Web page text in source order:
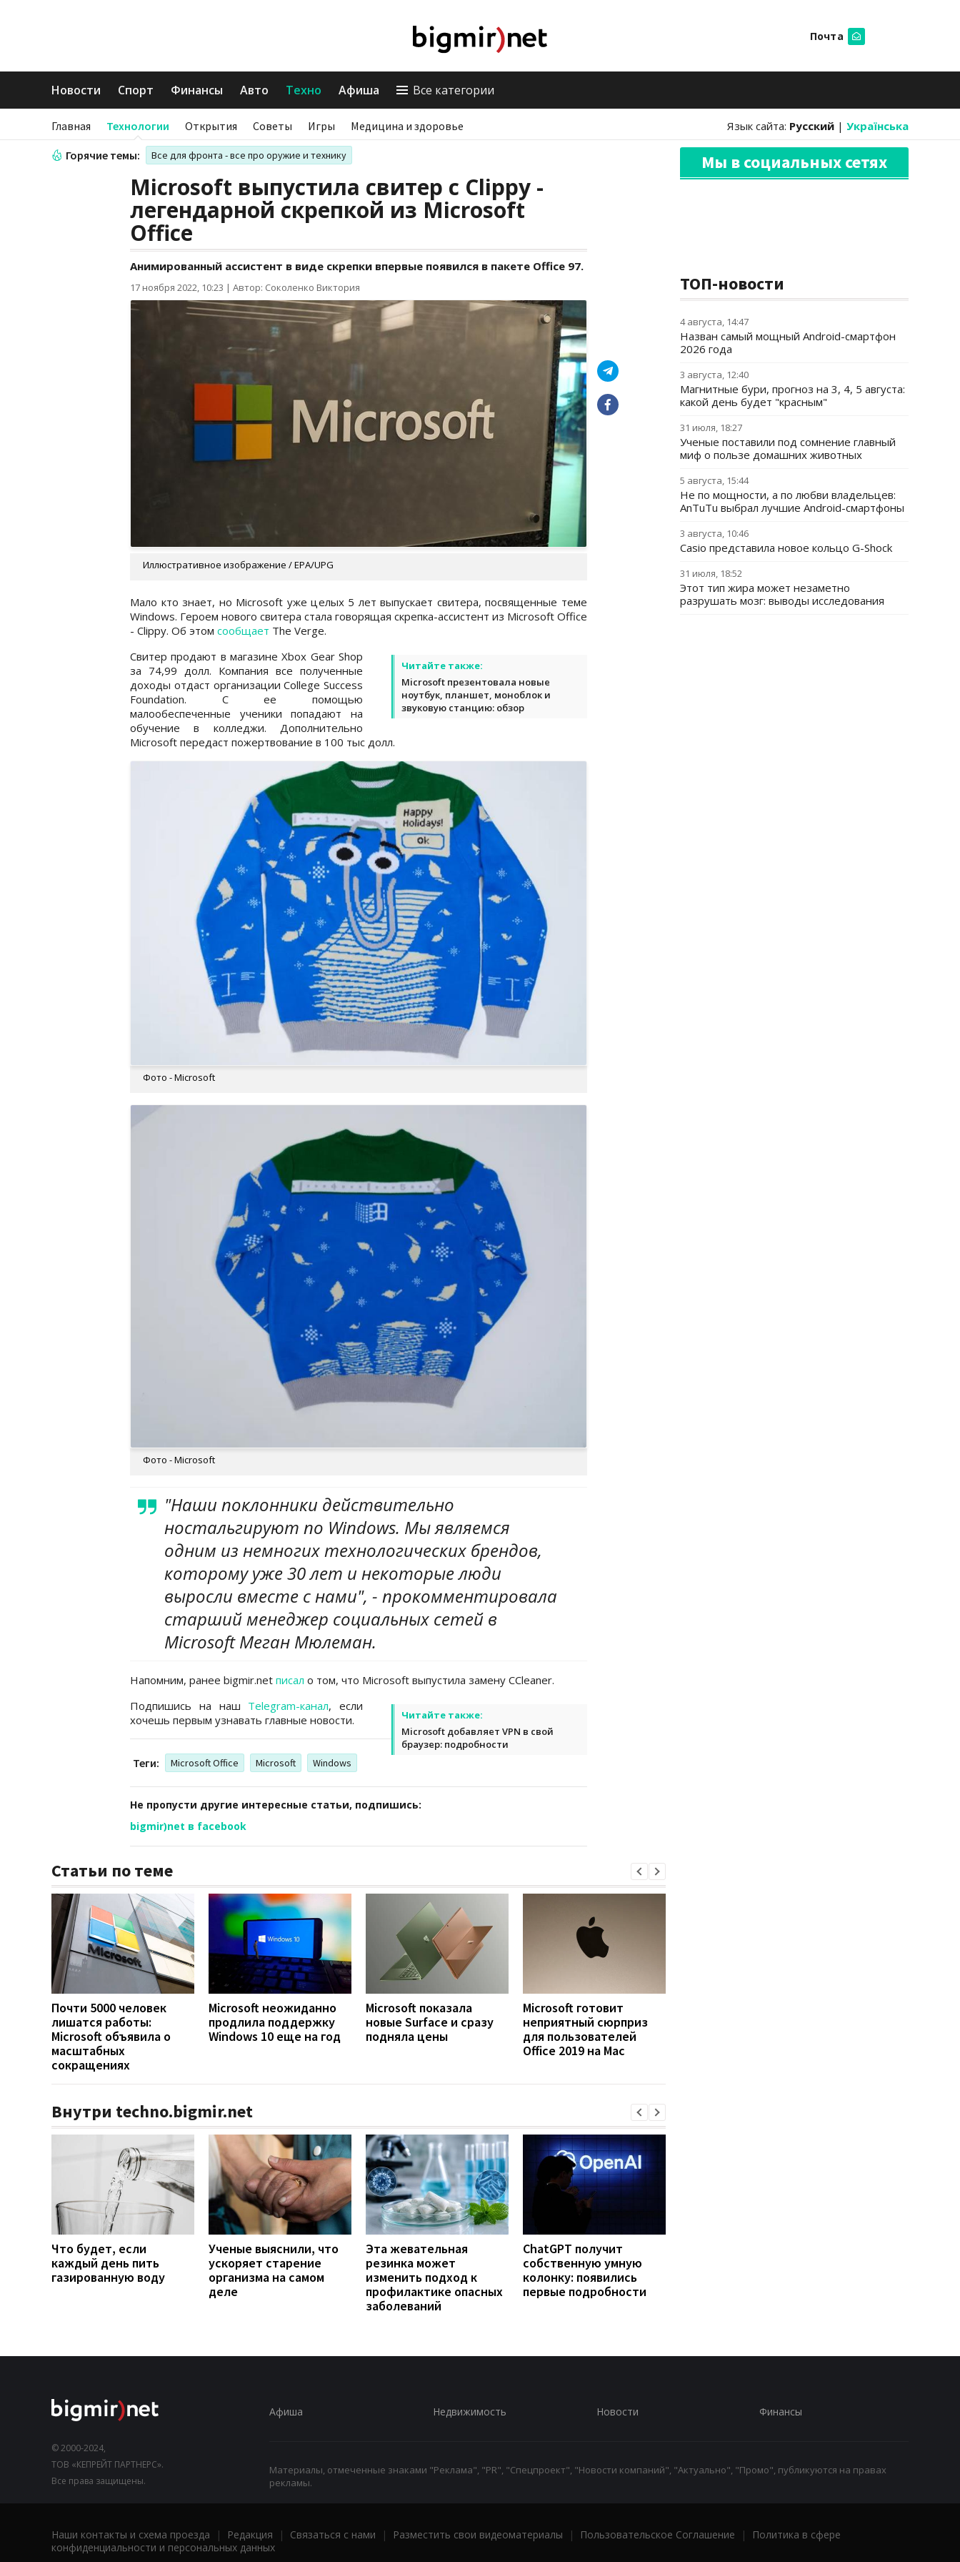
Почта
Новости Спорт Финансы Авто Техно Афиша Все категории
Главная Технологии Открытия Советы Игры Медицина и здоровье Язык сайта: Русский | Українська
Горячие темы: Все для фронта - все про оружие и технику
Microsoft выпустила свитер с Clippy -
легендарной скрепкой из Microsoft
Office
Анимированный ассистент в виде скрепки впервые появился в пакете Office 97.
17 ноября 2022, 10:23 | Автор: Соколенко Виктория
Иллюстративное изображение / EPA/UPG
Мало кто знает, но Microsoft уже целых 5 лет выпускает свитера, посвященные теме
Windows. Героем нового свитера стала говорящая скрепка-ассистент из Microsoft Office
- Clippy. Об этом сообщает The Verge.
Читайте также:
Microsoft презентовала новые
ноутбук, планшет, моноблок и
звуковую станцию: обзор
Свитер продают в магазине Xbox Gear Shop
за 74,99 долл. Компания все полученные
доходы отдаст организации College Success
Foundation. С ее помощью
малообеспеченные ученики попадают на
обучение в колледжи. Дополнительно
Microsoft передаст пожертвование в 100 тыс долл.
Фото - Microsoft
Фото - Microsoft
"Наши поклонники действительно
ностальгируют по Windows. Мы являемся
одним из немногих технологических брендов,
которому уже 30 лет и некоторые люди
выросли вместе с нами", - прокомментировала
старший менеджер социальных сетей в
Microsoft Меган Мюлеман.
Напомним, ранее bigmir.net писал о том, что Microsoft выпустила замену CCleaner.
Читайте также:
Microsoft добавляет VPN в свой
браузер: подробности
Подпишись на наш Telegram-канал, если
хочешь первым узнавать главные новости.
Теги: Microsoft Office Microsoft Windows
Не пропусти другие интересные статьи, подпишись:
bigmir)net в facebook
Статьи по теме
Почти 5000 человек
лишатся работы:
Microsoft объявила о
масштабных
сокращениях
Microsoft неожиданно
продлила поддержку
Windows 10 еще на год
Microsoft показала
новые Surface и сразу
подняла цены
Microsoft готовит
неприятный сюрприз
для пользователей
Office 2019 на Mac
Внутри techno.bigmir.net
Что будет, если
каждый день пить
газированную воду
Ученые выяснили, что
ускоряет старение
организма на самом
деле
Эта жевательная
резинка может
изменить подход к
профилактике опасных
заболеваний
ChatGPT получит
собственную умную
колонку: появились
первые подробности
Мы в социальных сетях
ТОП-новости
4 августа, 14:47
Назван самый мощный Android-смартфон
2026 года
3 августа, 12:40
Магнитные бури, прогноз на 3, 4, 5 августа:
какой день будет "красным"
31 июля, 18:27
Ученые поставили под сомнение главный
миф о пользе домашних животных
5 августа, 15:44
Не по мощности, а по любви владельцев:
AnTuTu выбрал лучшие Android-смартфоны
3 августа, 10:46
Casio представила новое кольцо G-Shock
31 июля, 18:52
Этот тип жира может незаметно
разрушать мозг: выводы исследования
© 2000-2024,
ТОВ «КЕПРЕЙТ ПАРТНЕРС».
Все права защищены.
Афиша Недвижимость Новости Финансы
Материалы, отмеченные знаками "Реклама", "PR", "Спецпроект", "Новости компаний", "Актуально", "Промо", публикуются на правах
рекламы.
Наши контакты и схема проезда | Редакция | Связаться с нами | Разместить свои видеоматериалы | Пользовательское Соглашение |
Политика в сфере
конфиденциальности и персональных данных